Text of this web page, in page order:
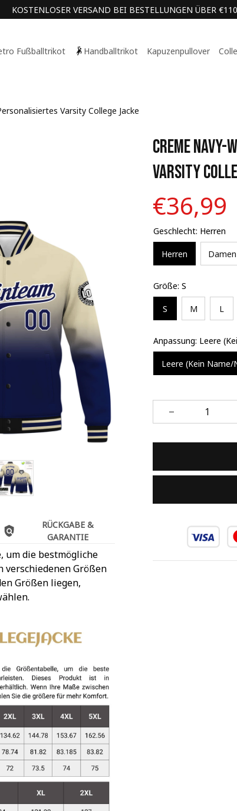
KOSTENLOSER VERSAND BEI BESTELLUNGEN ÜBER €110
Fußballtrikot Handballtrikot Kapuzenpullover
Varsity College Jacke
RÜCKGABE &
GARANTIE
um die bestmögliche
verschiedenen Größen
Größen liegen,
Creme
Varsity
€36,99
Geschlecht: Herren
Herren Damen
Größe: S
S M L
Anpassung: Leere
Leere (Kein Name/